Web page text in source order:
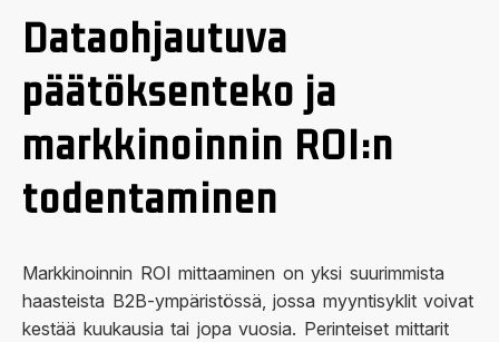
Dataohjautuva
päätöksenteko ja
markkinoinnin ROI:n
todentaminen
Markkinoinnin ROI mittaaminen on yksi suurimmista
haasteista B2B-ympäristössä, jossa myyntisyklit voivat
kestää kuukausia tai jopa vuosia. Perinteiset mittarit